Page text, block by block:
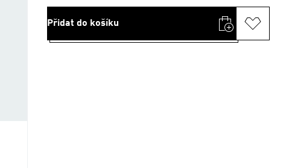
Přidat do košíku